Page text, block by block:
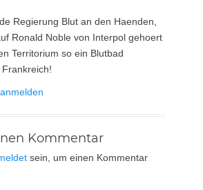
Regierung Blut an den Haenden,
Ronald Noble von Interpol gehoert
Territorium so ein Blutbad
Kommentar
sein, um einen Kommentar